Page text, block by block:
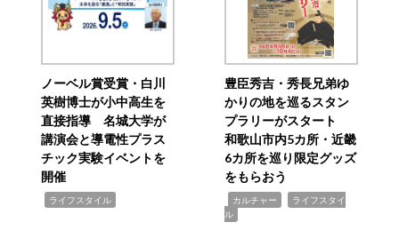
ノーベル賞受賞・白川
英樹博士が小中高生を
直接指導 名城大学が
講演会と導電性プラス
チック実験イベントを
開催
ライフスタイル
豊臣秀吉・秀長兄弟ゆ
かりの地を巡るスタン
プラリーがスタート
和歌山市内5カ所・近畿
6カ所を巡り限定グッズ
をもらおう
カルチャー
ライフスタイ
ル